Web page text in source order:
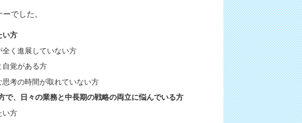
でした。
い方
く進展していない方
自覚がある方
考の時間が取れていない方
で、日々の業務と中長期の戦略の両立に悩んでいる方
い方